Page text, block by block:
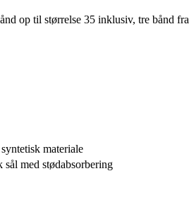
op til størrelse 35 inklusiv, tre bånd fra
materiale
sål med stødabsorbering